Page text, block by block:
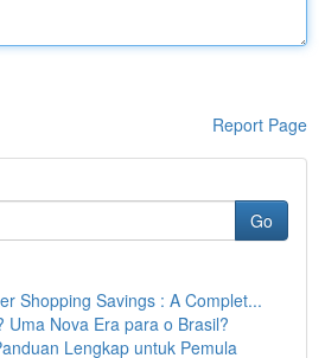
Report Page
Go
Shopping Savings : A Complet...
Uma Nova Era para o Brasil?
Lengkap untuk Pemula